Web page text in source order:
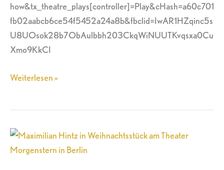
how&tx_theatre_plays[controller]=Play&cHash=a60c701
fb02aabcb6ce54f5452a24a8b&fbclid=IwAR1HZqinc5s
U8UOsok28b7ObAulbbh203CkqWiNUUTKvqsxa0Cu
Xmo9KkCI
Weiterlesen »
Maximilian
Hintz